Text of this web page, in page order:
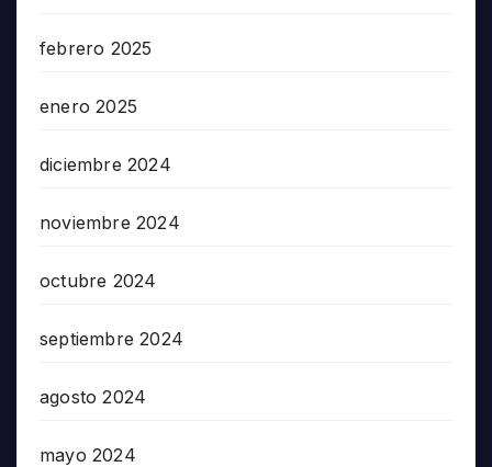
febrero 2025
enero 2025
diciembre 2024
noviembre 2024
octubre 2024
septiembre 2024
agosto 2024
mayo 2024